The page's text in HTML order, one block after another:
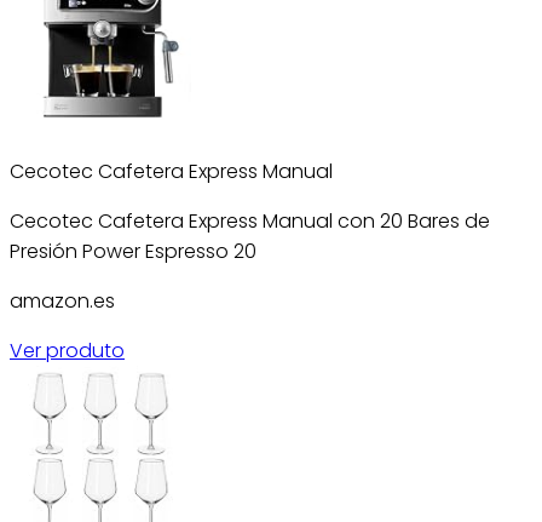
Cecotec Cafetera Express Manual
Cecotec Cafetera Express Manual con 20 Bares de
Presión Power Espresso 20
amazon.es
Ver produto